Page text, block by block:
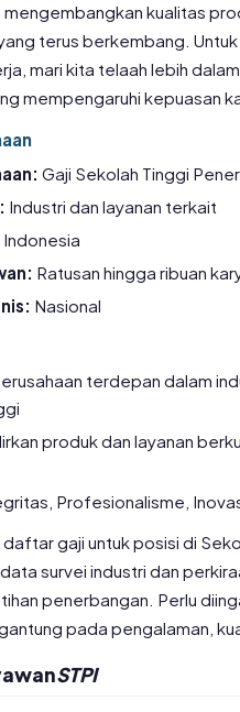
kualitas
terus berkembang.
mari kita telaah lebih
mempengaruhi kepuasan
Gaji Sekolah Tinggi
Industri dan layanan terkait
Indonesia
Ratusan hingga ribuan
Nasional
terdepan dalam
produk dan layanan
Profesionalisme,
gaji untuk posisi di
survei industri dan
penerbangan. Perlu
pada pengalaman,
STPI